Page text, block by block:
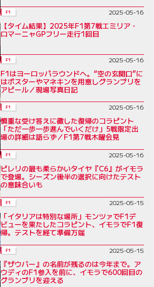
F1 2025-05-16
【タイム結果】2025年F1第7戦エミリア・
ロマーニャGPフリー走行1回目
F1 2025-05-16
F1はヨーロッパラウンドへ。“空の玄関口”に
はポスターやマネキンを用意しグランプリを
アピール／現場写真日記
F1 2025-05-16
慎重な受け答えに徹した復帰のコラピント
「ただ一歩一歩進んでいくだけ」5戦限定出
場の詳細は語らず／F1第7戦木曜会見
F1 2025-05-16
ピレリの最も柔らかいタイヤ『C6』がイモラ
で登場。シーズン後半の選択に向けたテスト
の意味合いも
F1 2025-05-15
「イタリアは特別な場所」モンツァでF1デ
ビューを果たしたコラピント、イモラでF1復
帰。テストを経て準備万端
F1 2025-05-15
『ザウバー』の名前が残るのは今年まで。ア
ウディのF1参入を前に、イモラで600回目の
グランプリを迎える